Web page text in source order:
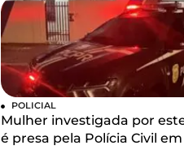
POLICIAL
Mulher investigada por
é presa pela Polícia Civil